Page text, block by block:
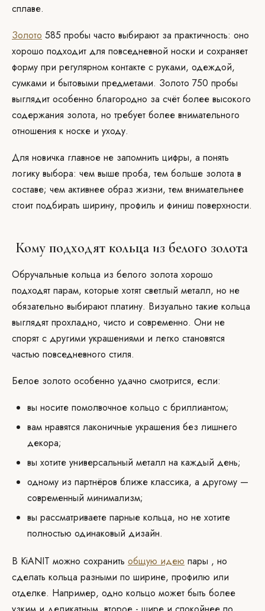
сплаве.
Золото 585 пробы часто выбирают за практичность: оно
хорошо подходит для повседневной носки и сохраняет
форму при регулярном контакте с руками, одеждой,
сумками и бытовыми предметами. Золото 750 пробы
выглядит особенно благородно за счёт более высокого
содержания золота, но требует более внимательного
отношения к носке и уходу.
Для новичка главное не запомнить цифры, а понять
логику выбора: чем выше проба, тем больше золота в
составе; чем активнее образ жизни, тем внимательнее
стоит подбирать ширину, профиль и финиш поверхности.
Кому подходят кольца из белого золота
Обручальные кольца из белого золота хорошо
подходят парам, которые хотят светлый металл, но не
обязательно выбирают платину. Визуально такие кольца
выглядят прохладно, чисто и современно. Они не
спорят с другими украшениями и легко становятся
частью повседневного стиля.
Белое золото особенно удачно смотрится, если:
вы носите помолвочное кольцо с бриллиантом;
вам нравятся лаконичные украшения без лишнего
декора;
вы хотите универсальный металл на каждый день;
одному из партнёров ближе классика, а другому —
современный минимализм;
вы рассматриваете парные кольца, но не хотите
полностью одинаковый дизайн.
В KiANIT можно сохранить общую идею пары , но
сделать кольца разными по ширине, профилю или
отделке. Например, одно кольцо может быть более